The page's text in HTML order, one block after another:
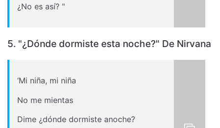
¿No es así? "
5. "¿Dónde dormiste esta noche?" De Nirvana
‘Mi niña, mi niña
No me mientas
Dime ¿dónde dormiste anoche?